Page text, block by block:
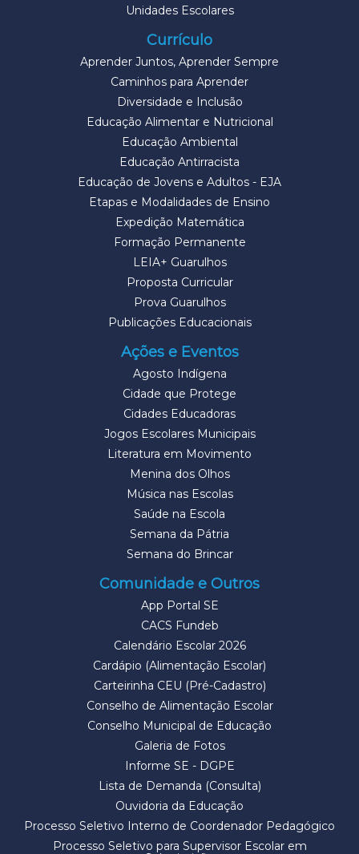
Unidades Escolares
Currículo
Aprender Juntos, Aprender Sempre
Caminhos para Aprender
Diversidade e Inclusão
Educação Alimentar e Nutricional
Educação Ambiental
Educação Antirracista
Educação de Jovens e Adultos - EJA
Etapas e Modalidades de Ensino
Expedição Matemática
Formação Permanente
LEIA+ Guarulhos
Proposta Curricular
Prova Guarulhos
Publicações Educacionais
Ações e Eventos
Agosto Indígena
Cidade que Protege
Cidades Educadoras
Jogos Escolares Municipais
Literatura em Movimento
Menina dos Olhos
Música nas Escolas
Saúde na Escola
Semana da Pátria
Semana do Brincar
Comunidade e Outros
App Portal SE
CACS Fundeb
Calendário Escolar 2026
Cardápio (Alimentação Escolar)
Carteirinha CEU (Pré-Cadastro)
Conselho de Alimentação Escolar
Conselho Municipal de Educação
Galeria de Fotos
Informe SE - DGPE
Lista de Demanda (Consulta)
Ouvidoria da Educação
Processo Seletivo Interno de Coordenador Pedagógico
Processo Seletivo para Supervisor Escolar em